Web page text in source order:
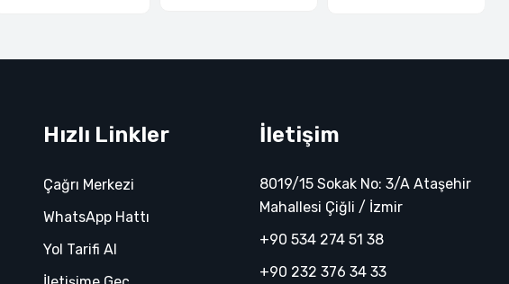
Hızlı Linkler
Çağrı Merkezi
WhatsApp Hattı
Yol Tarifi Al
İletişim
8019/15 Sokak No: 3/A Ataşehir
Mahallesi Çiğli / İzmir
+90 534 274 51 38
+90 232 376 34 33